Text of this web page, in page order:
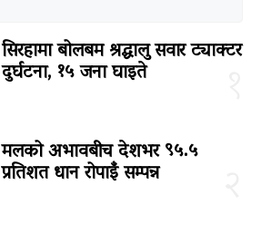
सिरहामा बोलबम श्रद्धालु सवार ट्याक्टर
दुर्घटना, १५ जना घाइते
मलको अभावबीच देशभर ९५.५
प्रतिशत धान रोपाइँ सम्पन्न